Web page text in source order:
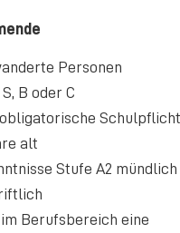
Personen
B oder C
Schulpflicht
alt
Stufe A2 mündlich
Berufsbereich eine